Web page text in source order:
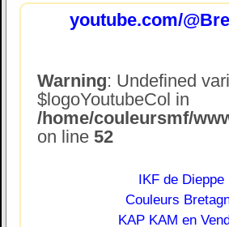
youtube.com/
Warning: Undefined
$logoYoutubeCol in
/home/couleursmf/
on line 52
IKF de Dieppe
Couleurs
KAP KAM en